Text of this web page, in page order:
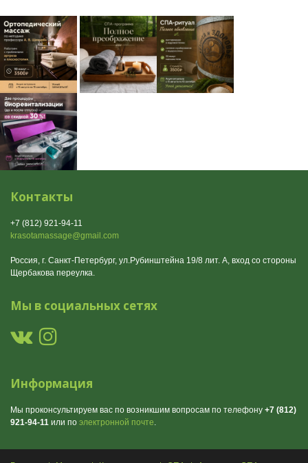
Контакты
+7 (812) 921-94-11
krasotamassage@gmail.com
Россия, г. Санкт-Петербург, ул.Рубинштейна 19/8 лит. А, вход со стороны
Щербакова переулка.
Мы в социальных сетях
Информация
Мы проконсультируем вас по возникшим вопросам по телефону +7 (812)
921-94-11 или по электронной почте